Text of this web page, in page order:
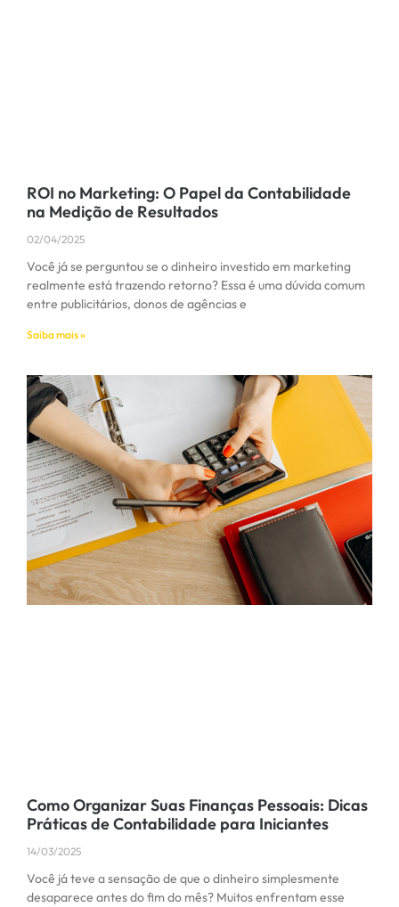
ROI no Marketing: O Papel da Contabilidade
na Medição de Resultados
02/04/2025
Você já se perguntou se o dinheiro investido em marketing
realmente está trazendo retorno? Essa é uma dúvida comum
entre publicitários, donos de agências e
Saiba mais »
Como Organizar Suas Finanças Pessoais: Dicas
Práticas de Contabilidade para Iniciantes
14/03/2025
Você já teve a sensação de que o dinheiro simplesmente
desaparece antes do fim do mês? Muitos enfrentam esse